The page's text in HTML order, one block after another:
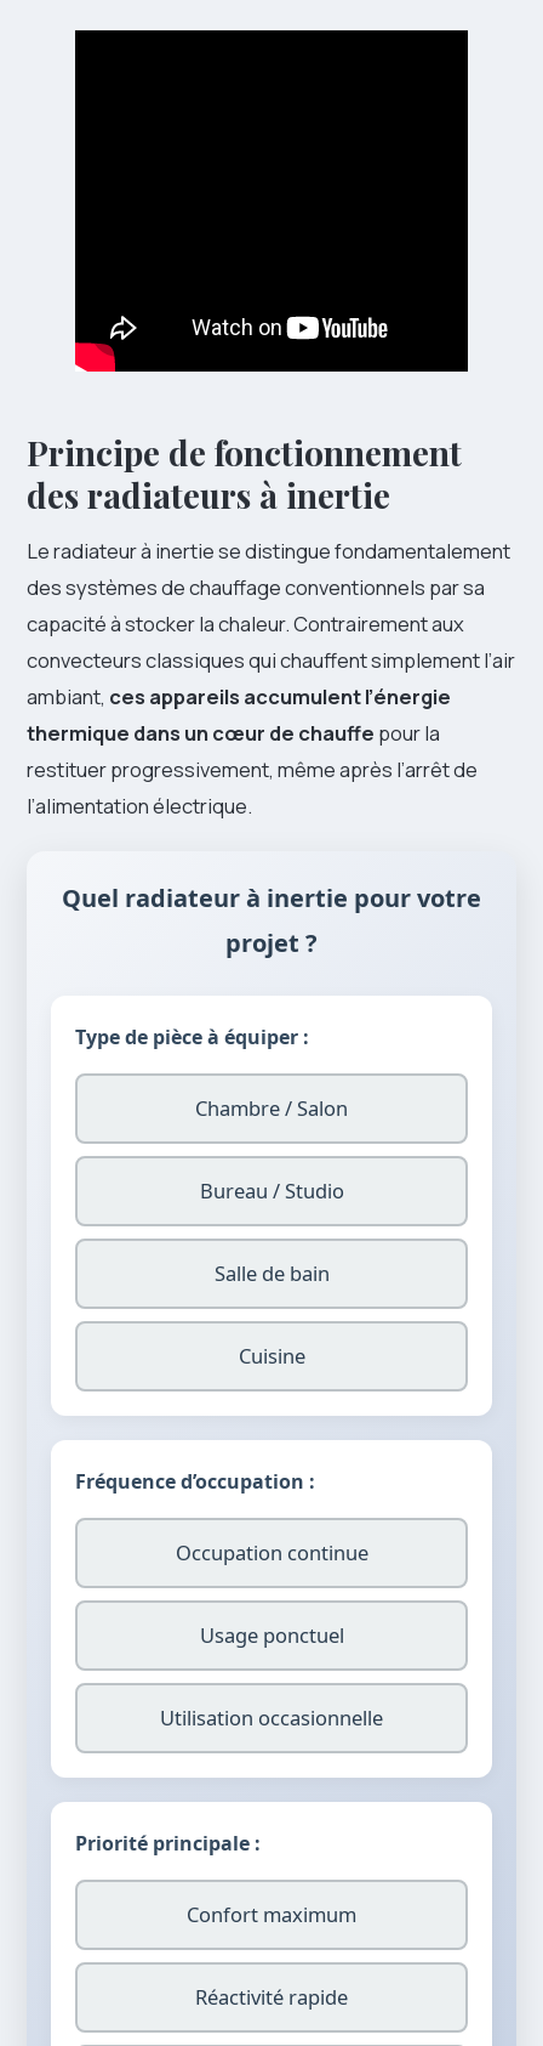
Principe de fonctionnement
des radiateurs à inertie
Le radiateur à inertie se distingue fondamentalement
des systèmes de chauffage conventionnels par sa
capacité à stocker la chaleur. Contrairement aux
convecteurs classiques qui chauffent simplement l’air
ambiant, ces appareils accumulent l’énergie
thermique dans un cœur de chauffe pour la
restituer progressivement, même après l’arrêt de
l’alimentation électrique.
Quel radiateur à inertie pour votre
projet ?
Type de pièce à équiper :
Chambre / Salon
Bureau / Studio
Salle de bain
Cuisine
Fréquence d’occupation :
Occupation continue
Usage ponctuel
Utilisation occasionnelle
Priorité principale :
Confort maximum
Réactivité rapide